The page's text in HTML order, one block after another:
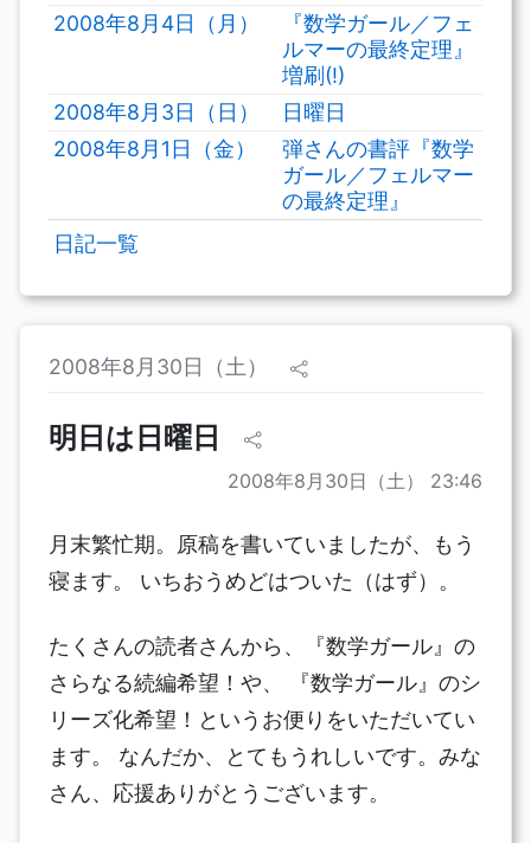
2008年8月4日（月）
『数学ガール／フェ
ルマーの最終定理』
増刷(!)
2008年8月3日（日）
日曜日
2008年8月1日（金）
弾さんの書評『数学
ガール／フェルマー
の最終定理』
日記一覧
2008年8月30日（土）
明日は日曜日
2008年8月30日（土） 23:46
月末繁忙期。原稿を書いていましたが、もう
寝ます。 いちおうめどはついた（はず）。
たくさんの読者さんから、『数学ガール』の
さらなる続編希望！や、 『数学ガール』のシ
リーズ化希望！というお便りをいただいてい
ます。 なんだか、とてもうれしいです。みな
さん、応援ありがとうございます。